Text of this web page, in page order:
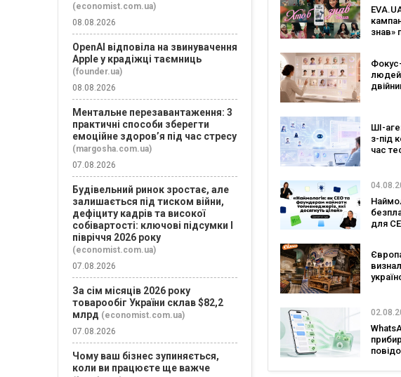
знав»
на
ШІ-
з-під
час
для
до
(economist.com.ua)
08.08.2026
OpenAI відповіла на звинувачення
Apple у крадіжці таємниць
(founder.ua)
08.08.2026
Ментальне перезавантаження: 3
практичні способи зберегти
емоційне здоров’я під час стресу
(margosha.com.ua)
07.08.2026
Будівельний ринок зростає, але
залишається під тиском війни,
дефіциту кадрів та високої
собівартості: ключові підсумки І
півріччя 2026 року
(economist.com.ua)
07.08.2026
За сім місяців 2026 року
товарообіг України склав $82,2
млрд (economist.com.ua)
07.08.2026
Чому ваш бізнес зупиняється,
коли ви працюєте ще важче